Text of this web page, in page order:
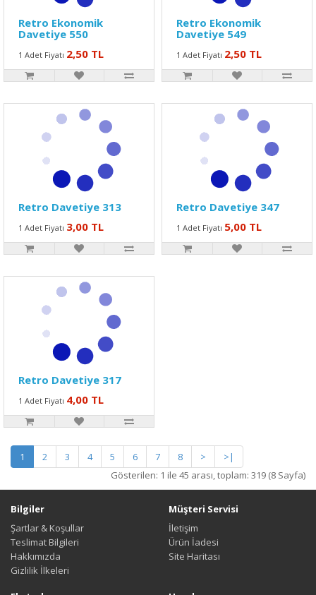
Retro Ekonomik
Davetiye 550
1 Adet Fiyatı 2,50 TL
Retro Ekonomik
Davetiye 549
1 Adet Fiyatı 2,50 TL
Retro Davetiye 313
1 Adet Fiyatı 3,00 TL
Retro Davetiye 347
1 Adet Fiyatı 5,00 TL
Retro Davetiye 317
1 Adet Fiyatı 4,00 TL
1 2 3 4 5 6 7 8 >
>|
Gösterilen: 1 ile 45 arası, toplam: 319 (8 Sayfa)
Bilgiler
Şartlar & Koşullar
Teslimat Bilgileri
Hakkımızda
Gizlilik İlkeleri
Müşteri Servisi
İletişim
Ürün İadesi
Site Haritası